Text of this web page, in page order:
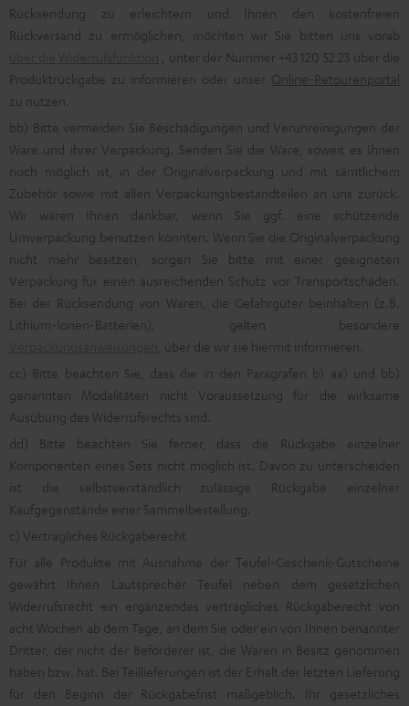
Rücksendung zu erleichtern und Ihnen den kostenfreien
Rückversand zu ermöglichen, möchten wir Sie bitten uns vorab
, unter der Nummer +43 120 52 23 über die
Produktrückgabe zu informieren oder unser Online-Retourenportal
zu nutzen.
bb) Bitte vermeiden Sie Beschädigungen und Verunreinigungen der
Ware und ihrer Verpackung. Senden Sie die Ware, soweit es Ihnen
noch möglich ist, in der Originalverpackung und mit sämtlichem
Zubehör sowie mit allen Verpackungsbestandteilen an uns zurück.
Wir wären Ihnen dankbar, wenn Sie ggf. eine schützende
Umverpackung benutzen könnten. Wenn Sie die Originalverpackung
nicht mehr besitzen, sorgen Sie bitte mit einer geeigneten
Verpackung für einen ausreichenden Schutz vor Transportschäden.
Bei der Rücksendung von Waren, die Gefahrgüter beinhalten (z.B.
Lithium-Ionen-Batterien), gelten besondere
, über die wir sie hiermit informieren.
cc) Bitte beachten Sie, dass die in den Paragrafen b) aa) und bb)
genannten Modalitäten nicht Voraussetzung für die wirksame
Ausübung des Widerrufsrechts sind.
dd) Bitte beachten Sie ferner, dass die Rückgabe einzelner
Komponenten eines Sets nicht möglich ist. Davon zu unterscheiden
ist die selbstverständlich zulässige Rückgabe einzelner
Kaufgegenstände einer Sammelbestellung.
c) Vertragliches Rückgaberecht
Für alle Produkte mit Ausnahme der Teufel-Geschenk-Gutscheine
gewährt Ihnen Lautsprecher Teufel neben dem gesetzlichen
Widerrufsrecht ein ergänzendes vertragliches Rückgaberecht von
acht Wochen ab dem Tage, an dem Sie oder ein von Ihnen benannter
Dritter, der nicht der Beförderer ist, die Waren in Besitz genommen
haben bzw. hat. Bei Teillieferungen ist der Erhalt der letzten Lieferung
für den Beginn der Rückgabefrist maßgeblich. Ihr gesetzliches